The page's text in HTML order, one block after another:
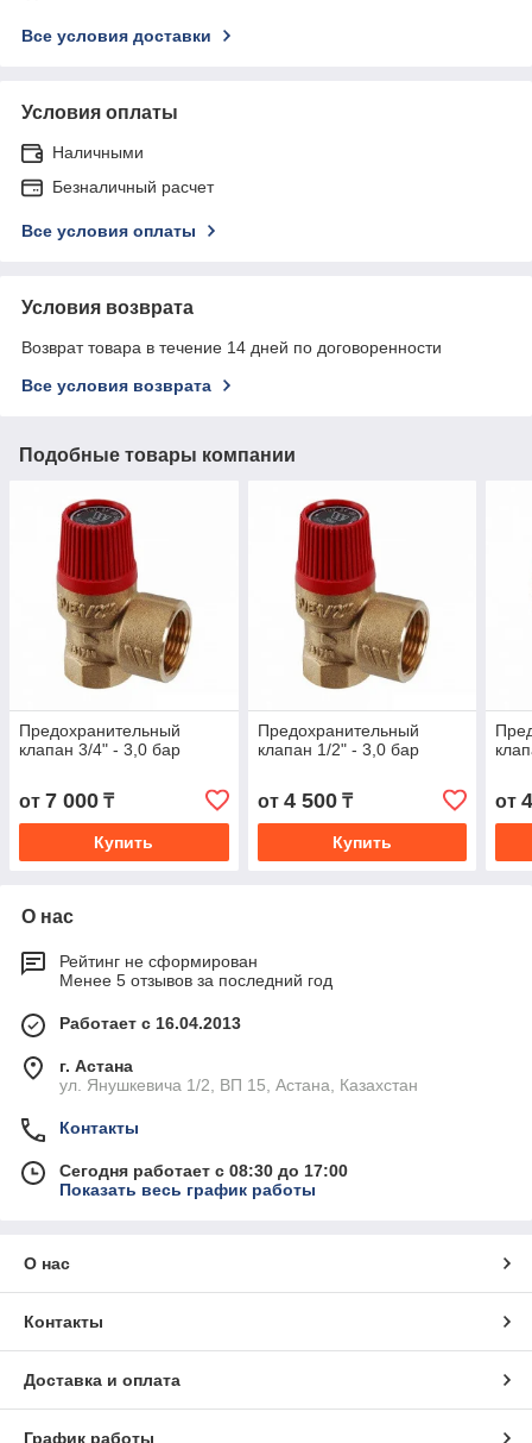
Все условия доставки
Условия оплаты
Наличными
Безналичный расчет
Все условия оплаты
Условия возврата
Возврат товара в течение 14 дней по договоренности
Все условия возврата
Подобные товары компании
Предохранительный
клапан 3/4" - 3,0 бар
от 7 000 ₸
Купить
Предохранительный
клапан 1/2" - 3,0 бар
от 4 500₸
Купить
от
О нас
Рейтинг не сформирован
Менее 5 отзывов за последний год
Работает с 16.04.2013
г. Астана
ул. Янушкевича 1/2, ВП 15, Астана, Казахстан
Контакты
Сегодня работает с 08:30 до 17:00
Показать весь график работы
О нас
Контакты
Доставка и оплата
График работы